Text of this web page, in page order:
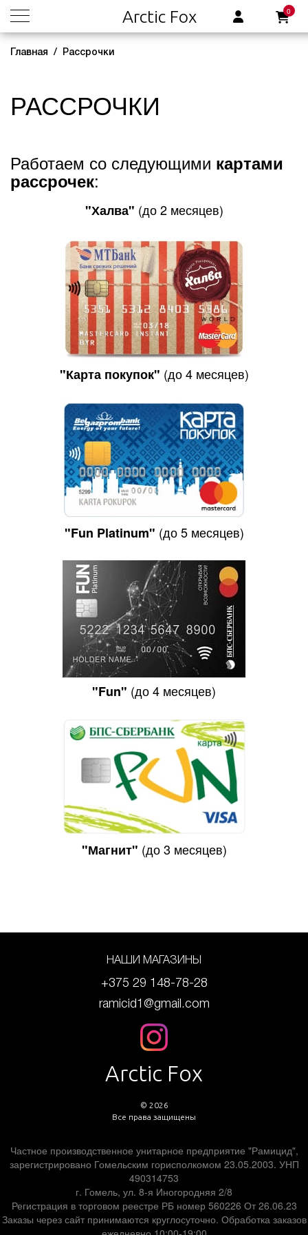
Arctic Fox 0
Главная Рассрочки
РАССРОЧКИ
Работаем со следующими картами
рассрочек:
"Халва" (до 2 месяцев)
"Карта покупок" (до 4 месяцев)
"Fun Platinum" (до 5 месяцев)
"Fun" (до 4 месяцев)
"Магнит" (до 3 месяцев)
НАШИ МАГАЗИНЫ
+375 29 148-78-28
ramicid1@gmail.com
Arctic Fox
© 2026
Все права защищены
Частное производственное унитарное предприятие "Рамицид",
зарегистрировано Гомельским горисполкомом 23.05.2003. УНП
490314753
г. Гомель, ул. 8-я Иногородняя 2/8
Регистрация в торговом реестре РБ номер 560226 От 26.06.23
Заказы через сайт принимаются круглосуточно. Обработка заказов